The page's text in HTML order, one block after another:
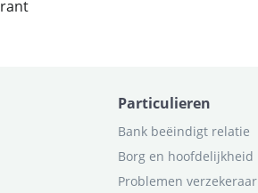
Particulieren
Bank beëindigt relatie
Borg en hoofdelijkheid
Problemen verzekeraar